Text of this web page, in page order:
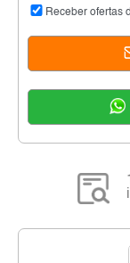
Receber ofertas